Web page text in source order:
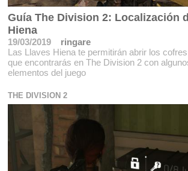
Guía The Division 2: Localización
Hiena
19/03/2019
ringare
Las Llaves Hiena te permitirán abrir los
que encontrarás en The Division 2 con
elementos del juego
THE DIVISION 2